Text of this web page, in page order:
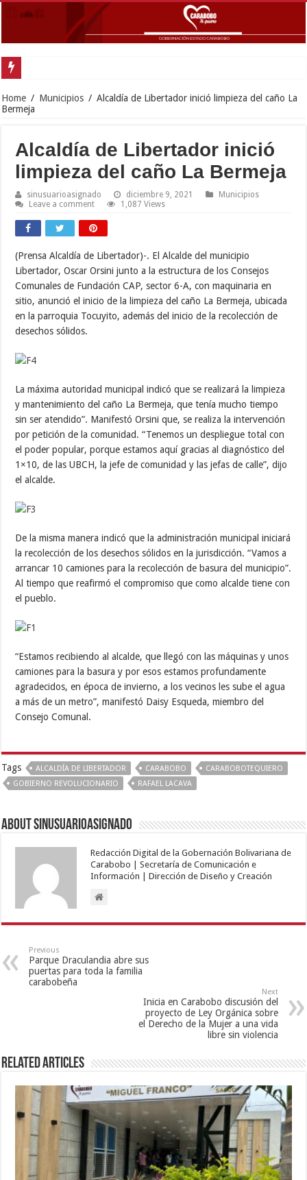
Home / Municipios / Alcaldía de Libertador inició limpieza del caño La
Bermeja
Alcaldía de Libertador inició
limpieza del caño La Bermeja
sinusuarioasignado diciembre 9, 2021
Municipios
Leave a comment
1,087 Views
(Prensa Alcaldía de Libertador)-. El Alcalde del municipio
Libertador, Oscar Orsini junto a la estructura de los Consejos
Comunales de Fundación CAP, sector 6-A, con maquinaria en
sitio, anunció el inicio de la limpieza del caño La Bermeja, ubicada
en la parroquia Tocuyito, además del inicio de la recolección de
desechos sólidos.
La máxima autoridad municipal indicó que se realizará la limpieza
y mantenimiento del caño La Bermeja, que tenía mucho tiempo
sin ser atendido”. Manifestó Orsini que, se realiza la intervención
por petición de la comunidad. “Tenemos un despliegue total con
el poder popular, porque estamos aquí gracias al diagnóstico del
1×10, de las UBCH, la jefe de comunidad y las jefas de calle”, dijo
el alcalde.
De la misma manera indicó que la administración municipal iniciará
la recolección de los desechos sólidos en la jurisdicción. “Vamos a
arrancar 10 camiones para la recolección de basura del municipio”.
Al tiempo que reafirmó el compromiso que como alcalde tiene con
el pueblo.
“Estamos recibiendo al alcalde, que llegó con las máquinas y unos
camiones para la basura y por esos estamos profundamente
agradecidos, en época de invierno, a los vecinos les sube el agua
a más de un metro”, manifestó Daisy Esqueda, miembro del
Consejo Comunal.
Tags ALCALDÍA DE LIBERTADOR CARABOBO
CARABOBOTEQUIERO
GOBIERNO REVOLUCIONARIO
RAFAEL LACAVA
About sinusuarioasignado
Redacción Digital de la Gobernación Bolivariana de
Carabobo | Secretaría de Comunicación e
Información | Dirección de Diseño y Creación
Previous
Parque Draculandia abre sus
puertas para toda la familia
carabobeña
Next
Inicia en Carabobo discusión del
proyecto de Ley Orgánica sobre
el Derecho de la Mujer a una vida
libre sin violencia
Related Articles